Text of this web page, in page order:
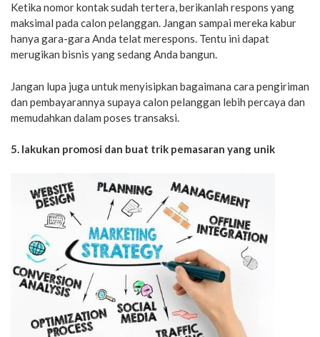
Ketika nomor kontak sudah tertera, berikanlah respons yang
maksimal pada calon pelanggan. Jangan sampai mereka kabur
hanya gara-gara Anda telat merespons. Tentu ini dapat
merugikan bisnis yang sedang Anda bangun.
Jangan lupa juga untuk menyisipkan bagaimana cara pengiriman
dan pembayarannya supaya calon pelanggan lebih percaya dan
memudahkan dalam poses transaksi.
5. lakukan promosi dan buat trik pemasaran yang unik